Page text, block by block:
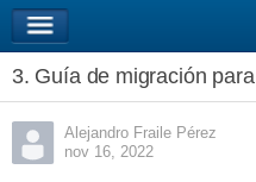
3. Guía de migración
Alejandro Fraile Pérez
nov 16, 2022